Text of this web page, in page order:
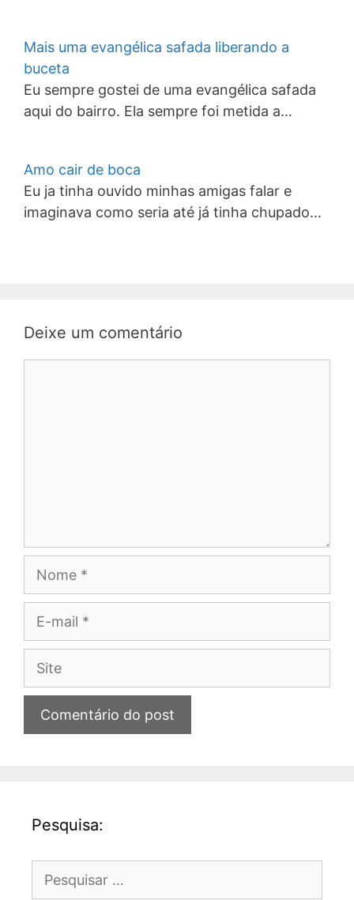
Mais uma evangélica safada liberando a
buceta
Eu sempre gostei de uma evangélica safada
aqui do bairro. Ela sempre foi metida a…
Amo cair de boca
Eu ja tinha ouvido minhas amigas falar e
imaginava como seria até já tinha chupado…
Deixe um comentário
Site
Pesquisa:
por: